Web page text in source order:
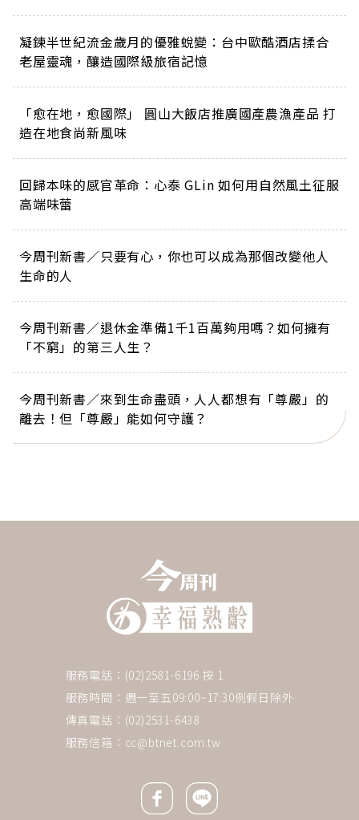
凝鍊半世紀流金歲月的優雅蛻變：台中歐酷酒店揉合
老屋靈魂，釀造國際級旅宿記憶
「愈在地，愈國際」 圓山大飯店推廣國產農漁產品 打
造在地食尚新風味
回歸本味的感官革命：心泰 GLin 如何用自然風土征服
高端味蕾
今周刊新書／只要有心，你也可以成為那個改變他人
生命的人
今周刊新書／退休金準備1千1百萬夠用嗎？如何擁有
「不窮」的第三人生？
今周刊新書／來到生命盡頭，人人都想有「尊嚴」的
離去！但「尊嚴」能如何守護？
服務電話：(02)2581-6196 按 1
服務時間：週一至五09:00~17:30例假日除外
傳真電話：(02)2531-6438
服務信箱： cc@btnet.com.tw
Facebook icon
Line icon